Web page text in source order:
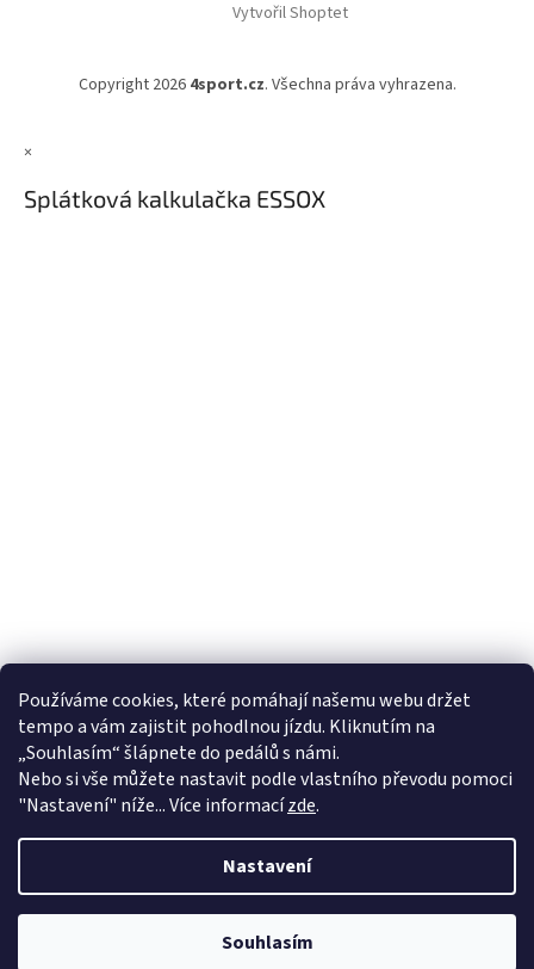
Používáme cookies, které pomáhají našemu webu držet
tempo a vám zajistit pohodlnou jízdu. Kliknutím na
„Souhlasím“ šlápnete do pedálů s námi.
Nebo si vše můžete nastavit podle vlastního převodu pomoci
"Nastavení" níže... Více informacízde.
Nastavení
Souhlasím
Od 1.4. máme na kamenné prodejně ve Valašském Meziříčí letní
zkrácenou otevírací dobu ve všední dny do 17 hodin a v sobotu máme
Vytvořil Shoptet
Copyright 2026 4sport.cz. Všechna práva vyhrazena.
×
Splátková kalkulačka ESSOX